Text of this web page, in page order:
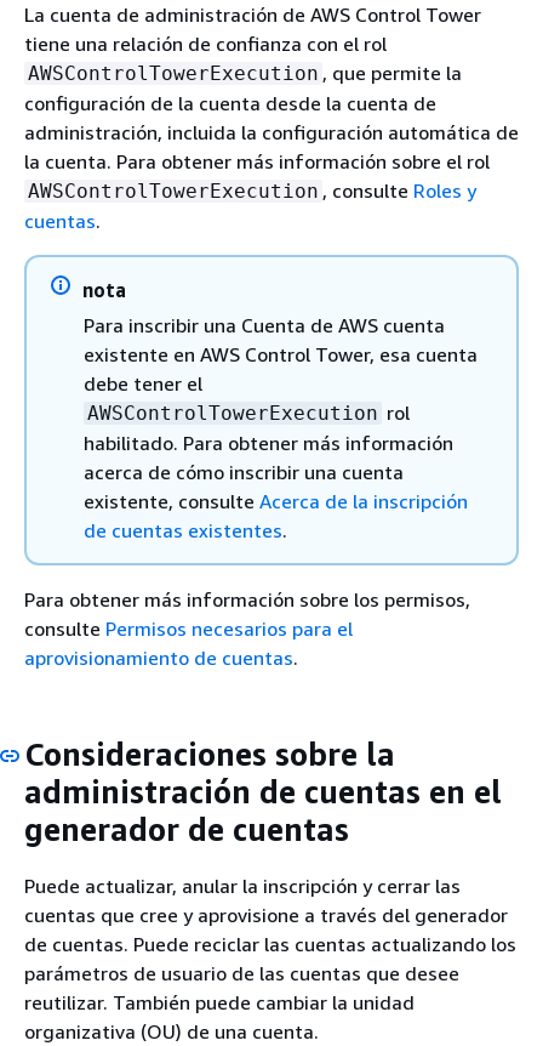
La cuenta de administración de AWS Control Tower
tiene una relación de confianza con el rol
AWSControlTowerExecution , que permite la
configuración de la cuenta desde la cuenta de
administración, incluida la configuración automática de
la cuenta. Para obtener más información sobre el rol
AWSControlTowerExecution , consulte Roles y
cuentas.
nota
Para inscribir una Cuenta de AWS cuenta
existente en AWS Control Tower, esa cuenta
debe tener el
AWSControlTowerExecution rol
habilitado. Para obtener más información
acerca de cómo inscribir una cuenta
existente, consulte Acerca de la inscripción
de cuentas existentes.
Para obtener más información sobre los permisos,
consulte Permisos necesarios para el
aprovisionamiento de cuentas.
Consideraciones sobre la
administración de cuentas en el
generador de cuentas
Puede actualizar, anular la inscripción y cerrar las
cuentas que cree y aprovisione a través del generador
de cuentas. Puede reciclar las cuentas actualizando los
parámetros de usuario de las cuentas que desee
reutilizar. También puede cambiar la unidad
organizativa (OU) de una cuenta.